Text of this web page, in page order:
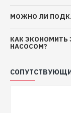
304;
Муфта
Рабочее
Шайба
МОЖНО ЛИ
КАК
НАСОСОМ?